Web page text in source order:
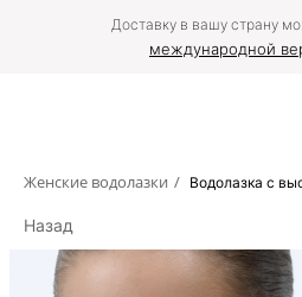
Доставку в вашу страну
международной
Женские водолазки / Водолазка с
Назад